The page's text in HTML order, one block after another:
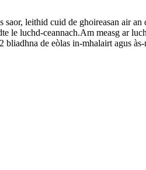
saor, leithid cuid de ghoireasan air
le luchd-ceannach.Am measg ar
bliadhna de eòlas in-mhalairt agus